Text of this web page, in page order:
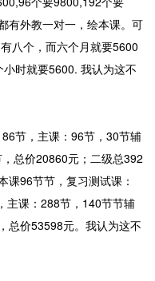
有外教一对一，绘本课。可
八个，而六个月就要5600
时就要5600. 我认为这不
节，主课：96节，30节辅
总价20860元；二级总392
课96节节，复习测试课：
主课：288节，140节节辅
总价53598元。我认为这不